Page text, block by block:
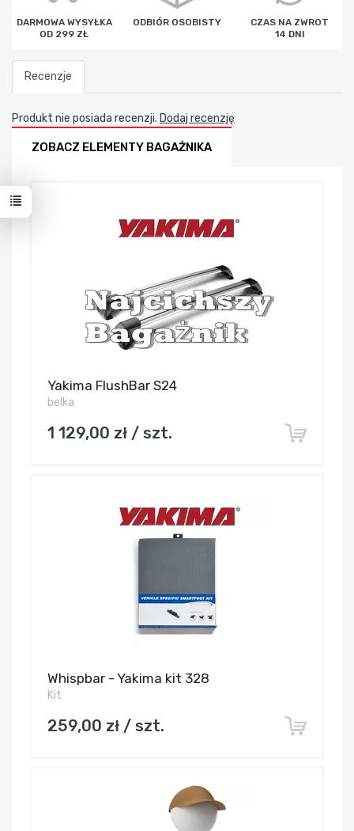
DARMOWA WYSYŁKA
OD 299 ZŁ
ODBIÓR OSOBISTY
CZAS NA ZWROT
14 DNI
Recenzje
Produkt nie posiada recenzji. Dodaj recenzję
ZOBACZ ELEMENTY BAGAŻNIKA
Yakima FlushBar S24
belka
1 129,00 zł / szt.
Whispbar - Yakima kit 328
Kit
259,00 zł / szt.